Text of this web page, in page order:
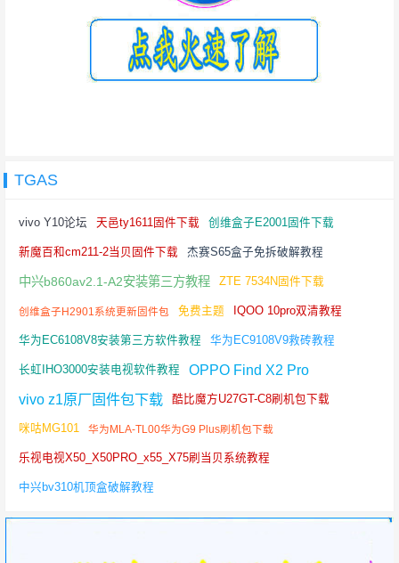
TGAS
vivo Y10论坛 天邑ty1611固件下载 创维盒子E2001固件下载
新魔百和cm211-2当贝固件下载 杰赛S65盒子免拆破解教程
中兴b860av2.1-A2安装第三方教程 ZTE 7534N固件下载
创维盒子H2901系统更新固件包 免费主题 IQOO 10pro双清教程
华为EC6108V8安装第三方软件教程 华为EC9108V9救砖教程
长虹IHO3000安装电视软件教程
OPPO Find X2 Pro
vivo z1原厂固件包下载
酷比魔方U27GT-C8刷机包下载
咪咕MG101 华为MLA-TL00华为G9 Plus刷机包下载
乐视电视X50_X50PRO_x55_X75刷当贝系统教程
中兴bv310机顶盒破解教程